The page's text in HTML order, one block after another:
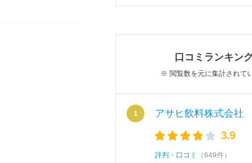
口コミランキン
※ 閲覧数を元に集計されて
アサヒ飲料株式会社
3.9
評判・口コミ （649件）